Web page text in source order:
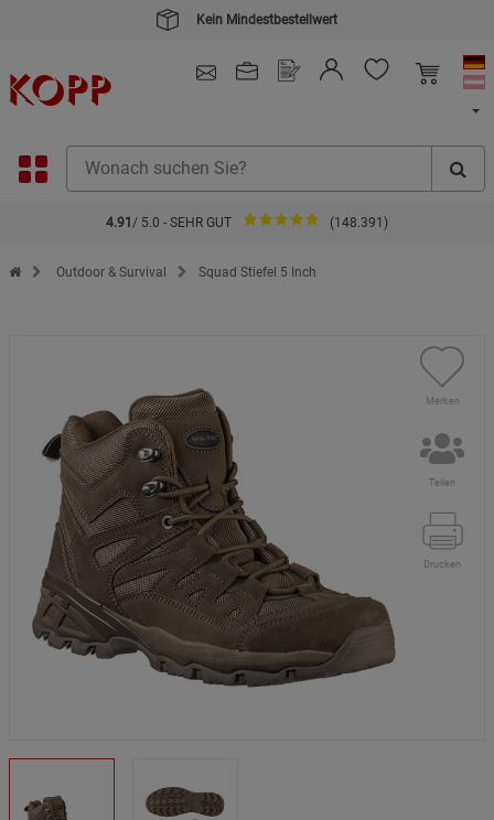
Kein Mindestbestellwert
4.91 / 5.0 - SEHR GUT (148.391)
Zur Startseite des Kopp Verlag Online-Shop
Outdoor & Survival Squad Stiefel 5 Inch
Merken
Teilen
Drucken